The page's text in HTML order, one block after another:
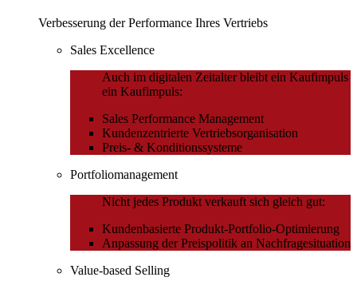
Verbesserung der Performance Ihres Vertriebs
Sales Excellence
Auch im digitalen Zeitalter bleibt ein Kaufimpuls
ein Kaufimpuls:
Sales Performance Management
Kundenzentrierte Vertriebsorganisation
Preis- & Konditionssysteme
Portfoliomanagement
Nicht jedes Produkt verkauft sich gleich gut:
Kundenbasierte Produkt-Portfolio-Optimierung
Anpassung der Preispolitik an Nachfragesituation
Value-based Selling